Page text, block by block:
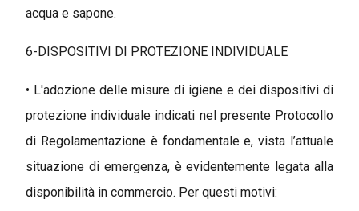
acqua e sapone.
6-DISPOSITIVI DI PROTEZIONE INDIVIDUALE
• L'adozione delle misure di igiene e dei dispositivi di
protezione individuale indicati nel presente Protocollo
di Regolamentazione è fondamentale e, vista l’attuale
situazione di emergenza, è evidentemente legata alla
disponibilità in commercio. Per questi motivi: